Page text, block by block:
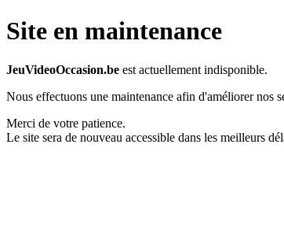
Site en maintenance
JeuVideoOccasion.be est actuellement indisponible.
Nous effectuons une maintenance afin d'améliorer nos
Merci de votre patience.
Le site sera de nouveau accessible dans les meilleurs